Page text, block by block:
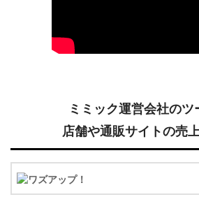
ミミック運営会社のツ
店舗や通販サイトの売